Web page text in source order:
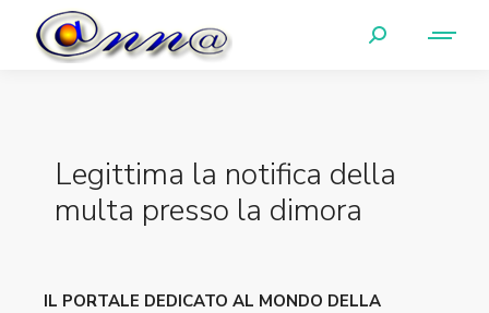
Legittima la notifica della
multa presso la dimora
IL PORTALE DEDICATO AL MONDO DELLA